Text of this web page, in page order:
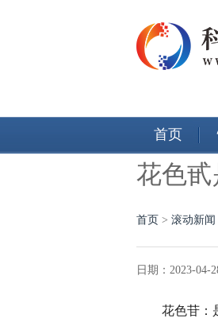
首页
花色
首页 > 滚动新闻
日期：2023-
花色苷：